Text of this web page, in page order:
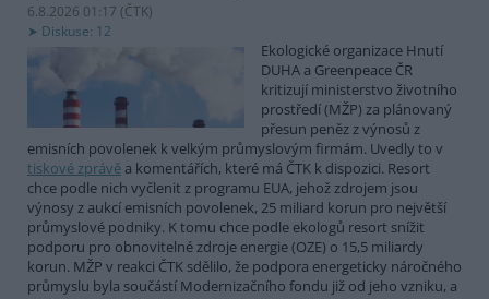
6.8.2026 01:17 (ČTK)
Diskuse: 12
Ekologické organizace Hnutí
DUHA a Greenpeace ČR
kritizují ministerstvo životního
prostředí (MŽP) za plánovaný
přesun peněz z výnosů z
emisních povolenek k velkým průmyslovým firmám. Uvedly to v
tiskové zprávě a komentářích, které má ČTK k dispozici. Resort
chce podle nich vyčlenit z programu EUA, jehož zdrojem jsou
výnosy z aukcí emisních povolenek, 25 miliard korun pro největší
průmyslové podniky. K tomu chce podle ekologů resort snížit
podporu pro obnovitelné zdroje energie (OZE) o 15,5 miliardy
korun. MŽP v reakci ČTK sdělilo, že podpora energeticky náročného
průmyslu byla součástí Modernizačního fondu již od jeho vzniku, a